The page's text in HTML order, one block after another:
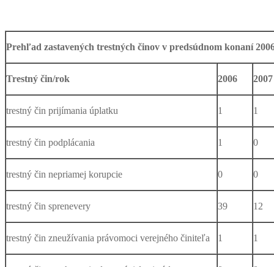
Prehľad zastavených trestných činov v predsúdnom konaní
Trestný čin/rok 2006 2007
trestný čin prijímania úplatku 1 1
trestný čin podplácania 1 0
trestný čin nepriamej korupcie 0 0
trestný čin sprenevery 39 12
trestný čin zneužívania právomoci verejného činiteľa 1 1